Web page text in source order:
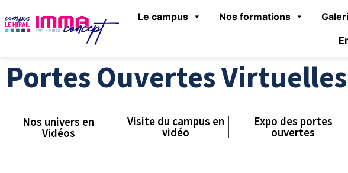
Le campus Nos formations
Portes Ouvertes Virtuelles
Nos univers en
Vidéos
Visite du campus en
vidéo
Expo des portes
ouvertes